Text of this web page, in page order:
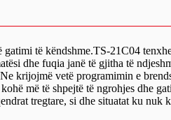
të këndshme.TS-21C04
dhe fuqia janë të gjitha të
krijojmë vetë programimin e
më të shpejtë të ngrohjes dhe
tregtare, si dhe situatat ku